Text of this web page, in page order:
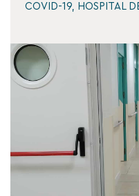
COVID-19, HOSPITAL